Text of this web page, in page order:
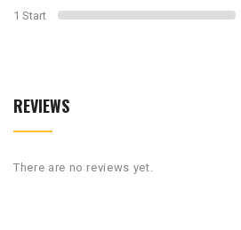
1 Start
REVIEWS
There are no reviews yet.